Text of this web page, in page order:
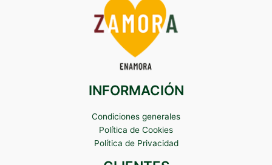
INFORMACIÓN
Condiciones generales
Política de Cookies
Política de Privacidad